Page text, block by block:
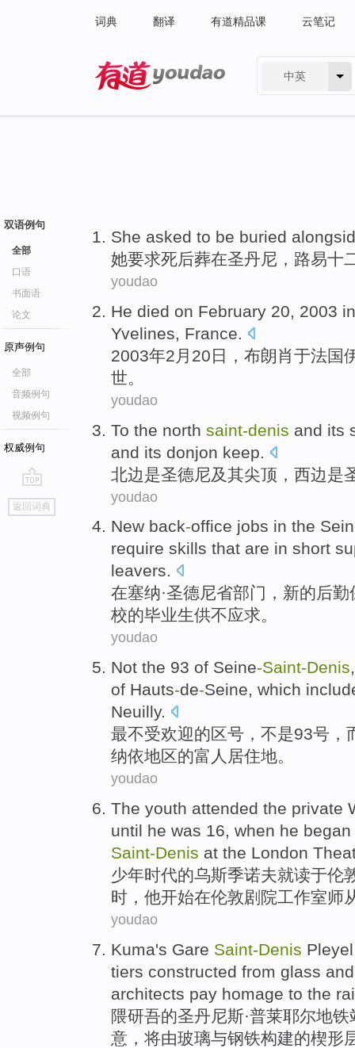
词典 翻译 有道精品课 云笔记
中英
双语例句
全部
口语
书面语
论文
原声例句
全部
音频例句
视频例句
权威例句
go
top
返回词典
She asked to be buried
她要求死后葬在圣丹尼， 路易十
youdao
He died on February 20, 2003
Yvelines, France.
2003年2月 20 日
，布朗肖于法国
世。
youdao
To the north saint-denis and its
and its donjon keep.
北边是圣德尼及其尖顶 ， 西边是
youdao
New back-office jobs in the
require skills that are in short
leavers.
在塞纳·圣德尼省部门 ， 新的后勤
校的毕业生供不应求。
youdao
Not the 93 of Seine-Saint-Denis
of Hauts-de-Seine, which
Neuilly.
最不受欢迎的区号 ，不是93号，
纳依地区的富人 居住地。
youdao
The youth attended the private
until he was 16, when he began
Saint-Denis at the London
少年时代的乌斯季诺夫就读于伦
时 ， 他开始在伦敦剧院工作室师
youdao
Kuma's Gare Saint-Denis
tiers constructed from glass and
architects pay homage to the
隈研吾的圣丹尼斯·普莱耶尔地铁
意 ， 将由玻璃与钢铁构建的楔形